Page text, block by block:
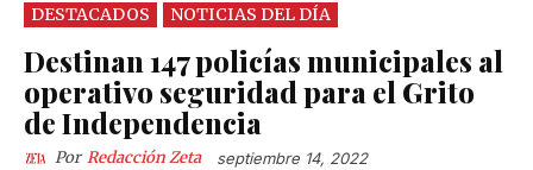
DESTACADOS NOTICIAS DEL DÍA
Destinan 147 policías municipales al
operativo seguridad para el Grito
de Independencia
Por Redacción Zeta septiembre 14, 2022